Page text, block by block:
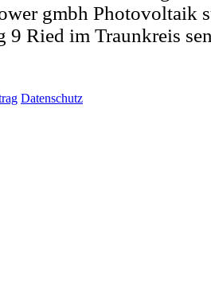
gmbh Photovoltaik
9 Ried im Traunkreis
Datenschutz